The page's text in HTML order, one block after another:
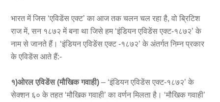
भारत में जिस ‘एविडेंस एक्ट’ का आज तक चलन चल रहा है, वो ब्रिटिश
राज में, सन १८७२ में बना था जिसे हम ‘इंडियन एविडेंस एक्ट-१८७२’ के
नाम से जानते हैं। ‘इंडियन एविडेंस एक्ट -१८७२’ के अंतर्गत निम्न प्रकार
के एविडेंस आते हैं:-
१)ओरल एविडेंस(मौखिक गवाही) – ‘इंडियन एविडेंस एक्ट-१८७२’ के
सेक्शन ६० के तहत ‘मौखिक गवाही’ का वर्णन मिलता है। ‘मौखिक गवाही’